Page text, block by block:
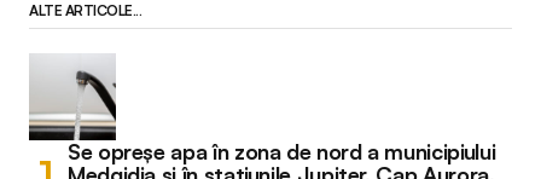
ALTE ARTICOLE...
Se opreșe apa în zona de nord a municipiului